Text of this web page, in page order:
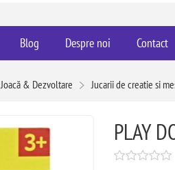
Blog Despre noi Contact
Joacă & Dezvoltare Jucarii de creatie si
PLAY